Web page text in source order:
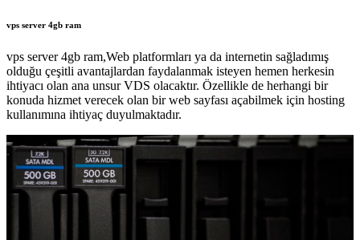
vps server 4gb ram
vps server 4gb ram,Web platformları ya da internetin sağladımış
olduğu çeşitli avantajlardan faydalanmak isteyen hemen herkesin
ihtiyacı olan ana unsur VDS olacaktır. Özellikle de herhangi bir
konuda hizmet verecek olan bir web sayfası açabilmek için hosting
kullanımına ihtiyaç duyulmaktadır.